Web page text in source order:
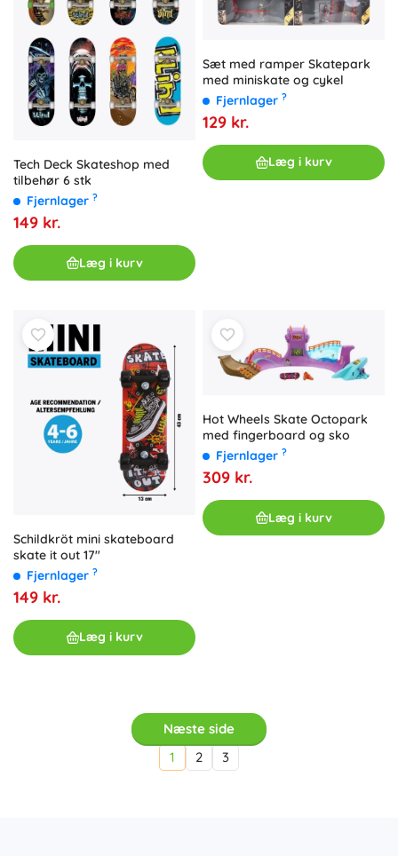
Tech Deck Skateshop med
tilbehør 6 stk
Fjernlager ?
149 kr.
Læg i kurv
Sæt med ramper Skatepark
med miniskate og cykel
Fjernlager ?
129 kr.
Læg i kurv
Schildkröt mini skateboard
skate it out 17"
Fjernlager ?
149 kr.
Læg i kurv
Hot Wheels Skate Octopark
med fingerboard og sko
Fjernlager ?
309 kr.
Læg i kurv
Næste side
1
2 3